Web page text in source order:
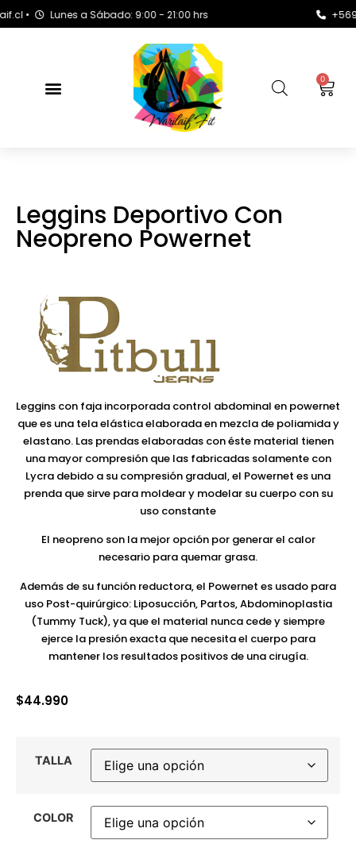
• Lunes a Sábado: 9:00 - 21:00 hrs +569
0
Leggins Deportivo Con
Neopreno Powernet
Leggins con faja incorporada control abdominal en powernet
que es una tela elástica elaborada en mezcla de poliamida y
elastano. Las prendas elaboradas con éste material tienen
una mayor compresión que las fabricadas solamente con
Lycra debido a su compresión gradual, el Powernet es una
prenda que sirve para moldear y modelar su cuerpo con su
uso constante
El neopreno son la mejor opción por generar el calor
necesario para quemar grasa.
Además de su función reductora, el Powernet es usado para
uso Post-quirúrgico: Liposucción, Partos, Abdominoplastia
(Tummy Tuck), ya que el material nunca cede y siempre
ejerce la presión exacta que necesita el cuerpo para
mantener los resultados positivos de una cirugía.
$44.990
TALLA
COLOR